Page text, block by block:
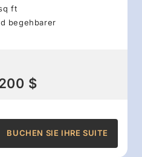
ft
begehbarer
$
BUCHEN SIE IHRE SUITE